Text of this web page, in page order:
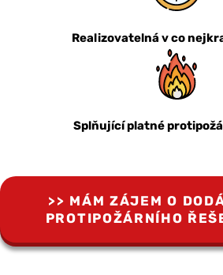
Realizovatelná v co
Splňující platné
MÁM ZÁJEM O
PROTIPOŽÁRNÍHO